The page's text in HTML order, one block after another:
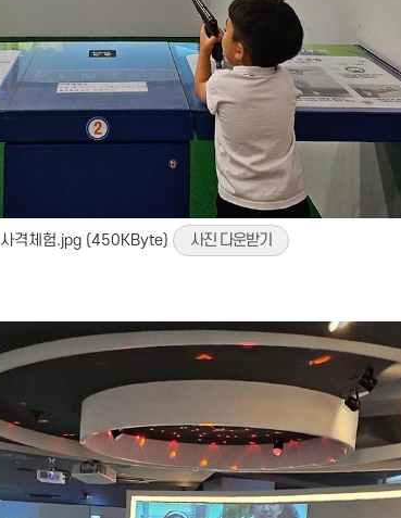
사격체험.jpg (450KByte) 사진 다운받기